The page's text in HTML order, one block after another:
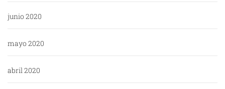
junio 2020
mayo 2020
abril 2020